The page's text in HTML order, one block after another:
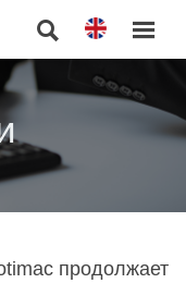
 
продолжает